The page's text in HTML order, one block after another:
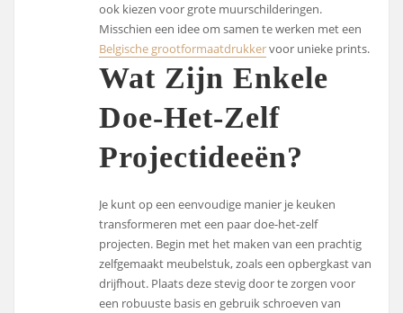
ook kiezen voor grote muurschilderingen.
Misschien een idee om samen te werken met een
Belgische grootformaatdrukkervoor unieke prints.
Wat Zijn Enkele
Doe-Het-Zelf
Projectideeën?
Je kunt op een eenvoudige manier je keuken
transformeren met een paar doe-het-zelf
projecten. Begin met het maken van een prachtig
zelfgemaakt meubelstuk, zoals een opbergkast van
drijfhout. Plaats deze stevig door te zorgen voor
een robuuste basis en gebruik schroeven van